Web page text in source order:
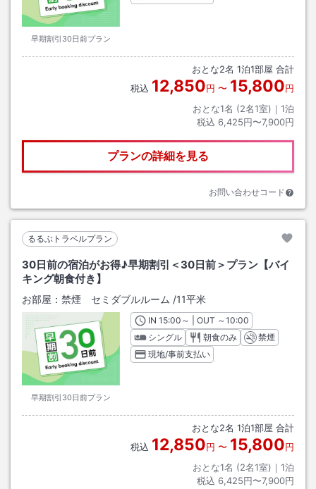
早期割引30日前プラン
おとな2名 1泊1部屋 合計
税込 12,850円 〜 15,800円
おとな1名 (2名1室)｜ 1泊
税込 6,425円〜7,900円
プランの詳細を見る
お問い合わせコード
るるぶトラベルプラン
30日前の宿泊がお得♪早期割引＜30日前＞プラン【バイ
キング朝食付き】
お部屋： 禁煙 セミダブルルーム /11平米
早期割引30日前プラン
INチェックイン
15:00 ～ | OUT チェックアウト
～10:00
シングル
朝食のみ
禁煙
現地/事前支払い
おとな2名 1泊1部屋 合計
税込 12,850円 〜 15,800円
おとな1名 (2名1室)｜ 1泊
税込 6,425円〜7,900円